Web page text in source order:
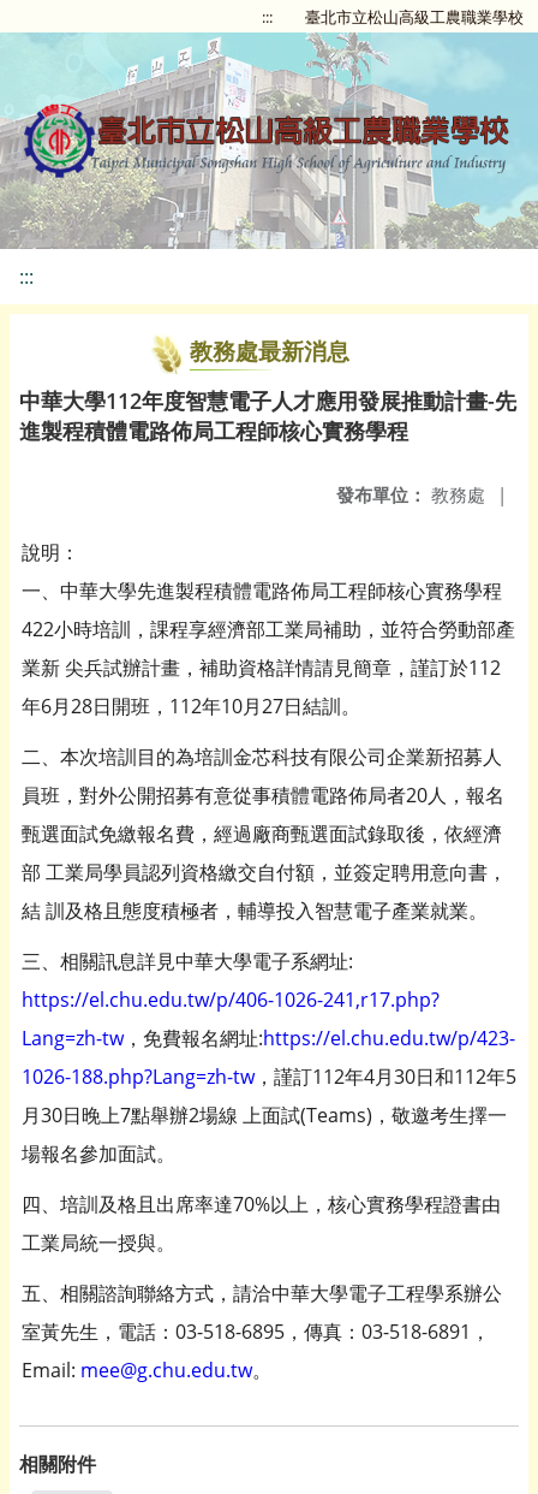
::: 臺北市立松山高級工農職業學校
:::
教務處最新消息
中華大學112年度智慧電子人才應用發展推動計畫-先
進製程積體電路佈局工程師核心實務學程
發布單位： 教務處 |
說明：
一、中華大學先進製程積體電路佈局工程師核心實務學程
422小時培訓，課程享經濟部工業局補助，並符合勞動部產
業新 尖兵試辦計畫，補助資格詳情請見簡章，謹訂於112
年6月28日開班，112年10月27日結訓。
二、本次培訓目的為培訓金芯科技有限公司企業新招募人
員班，對外公開招募有意從事積體電路佈局者20人，報名
甄選面試免繳報名費，經過廠商甄選面試錄取後，依經濟
部 工業局學員認列資格繳交自付額，並簽定聘用意向書，
結 訓及格且態度積極者，輔導投入智慧電子產業就業。
三、相關訊息詳見中華大學電子系網址:
https://el.chu.edu.tw/p/406-1026-241,r17.php?
Lang=zh-tw，免費報名網址:https://el.chu.edu.tw/p/423-
1026-188.php?Lang=zh-tw，謹訂112年4月30日和112年5
月30日晚上7點舉辦2場線 上面試(Teams)，敬邀考生擇一
場報名參加面試。
四、培訓及格且出席率達70%以上，核心實務學程證書由
工業局統一授與。
五、相關諮詢聯絡方式，請洽中華大學電子工程學系辦公
室黃先生，電話：03-518-6895，傳真：03-518-6891，
Email: mee@g.chu.edu.tw。
相關附件